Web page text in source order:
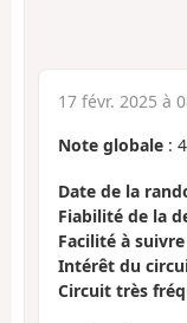
17 févr. 2025 à
Note globale :
Date de la
Fiabilité de la
Facilité à
Intérêt du
Circuit très